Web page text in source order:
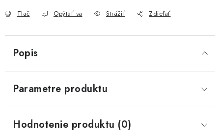
Tlač Opýtať sa Strážiť Zdieľať
Popis
Parametre produktu
Hodnotenie produktu (0)